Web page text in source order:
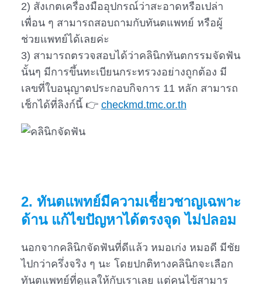
2) สังเกตเครื่องมืออุปกรณ์ว่าสะอาดหรือเปล่า
เพื่อน ๆ สามารถสอบถามกับทันตแพทย์ หรือผู้
ช่วยแพทย์ได้เลยค่ะ
3) สามารถตรวจสอบได้ว่าคลินิกทันตกรรมจัดฟัน
นั้นๆ มีการขึ้นทะเบียนกระทรวงอย่างถูกต้อง มี
เลขที่ใบอนุญาตประกอบกิจการ 11 หลัก สามารถ
เช็กได้ที่ลิงก์นี้ 👉 checkmd.tmc.or.th
2. ทันตแพทย์มีความเชี่ยวชาญเฉพาะ
ด้าน แก้ไขปัญหาได้ตรงจุด ไม่ปลอม
นอกจากคลินิกจัดฟันที่ดีแล้ว หมอเก่ง หมอดี มีชัย
ไปกว่าครึ่งจริง ๆ นะ โดยปกติทางคลินิกจะเลือก
ทันตแพทย์ที่ดูแลให้กับเราเลย แต่คนไข้สามาร